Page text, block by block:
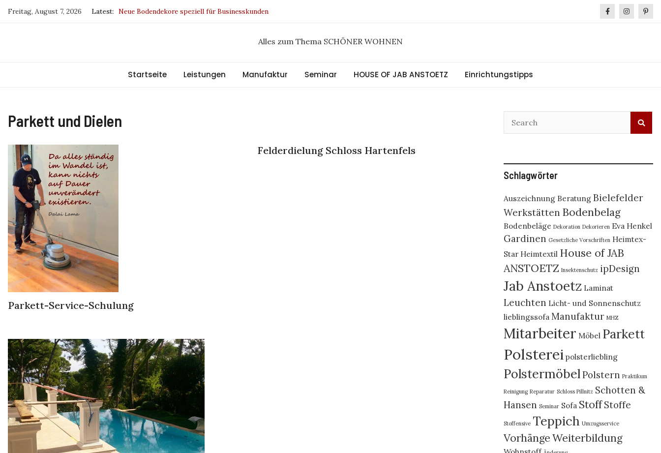
Freitag, August 7, 2026 Latest: Neue Bodendekore speziell für Businesskunden
SKYLINE DUETTE-Wabenplissee Kollektion
BW und IP sind jetzt klimaneutral
Alles zum Thema SCHÖNER WOHNEN
Startseite Leistungen Manufaktur Seminar HOUSE OF JAB ANSTOETZ Einrichtungstipps
Parkett und Dielen
Parkett-Service-Schulung
Felderdielung Schloss Hartenfels
Schlagwörter
Auszeichnung Beratung Bielefelder
Werkstätten Bodenbelag
Bodenbeläge Dekoration Dekorieren Eva Henkel
Gardinen Gesetzliche Vorschriften Heimtex-
Star Heimtextil House of JAB
ANSTOETZ Insektenschutz ipDesign
Jab Anstoetz Laminat
Leuchten Licht- und Sonnenschutz
lieblingssofa Manufaktur MHZ
Mitarbeiter Möbel Parkett
Polsterei polsterliebling
PolstermöbelPolstern Praktikum
Reinigung Reparatur Schloss Pillnitz Schotten &
Hansen Seminar Sofa Stoff Stoffe
Stoffensive Teppich Umzugsservice
VorhängeWeiterbildung